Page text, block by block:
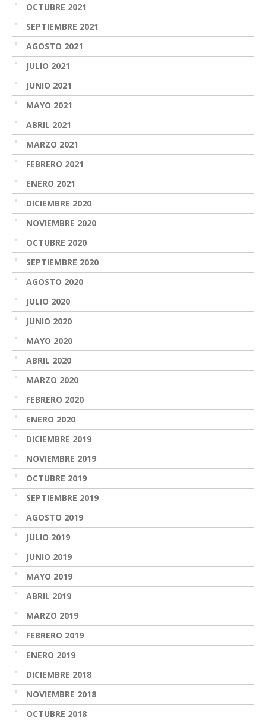
OCTUBRE 2021
SEPTIEMBRE 2021
AGOSTO 2021
JULIO 2021
JUNIO 2021
MAYO 2021
ABRIL 2021
MARZO 2021
FEBRERO 2021
ENERO 2021
DICIEMBRE 2020
NOVIEMBRE 2020
OCTUBRE 2020
SEPTIEMBRE 2020
AGOSTO 2020
JULIO 2020
JUNIO 2020
MAYO 2020
ABRIL 2020
MARZO 2020
FEBRERO 2020
ENERO 2020
DICIEMBRE 2019
NOVIEMBRE 2019
OCTUBRE 2019
SEPTIEMBRE 2019
AGOSTO 2019
JULIO 2019
JUNIO 2019
MAYO 2019
ABRIL 2019
MARZO 2019
FEBRERO 2019
ENERO 2019
DICIEMBRE 2018
NOVIEMBRE 2018
OCTUBRE 2018